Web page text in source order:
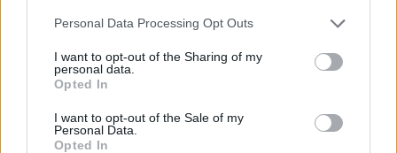
Personal Data Processing Opt Outs
I want to opt-out of the Sharing of my
personal data.
Opted In
I want to opt-out of the Sale of my
Personal Data.
Opted In
Objednávala som po prvý
krát cez váš obchod. Tovar
bol doručený včas a v
poriadku . Prvá skúsenosť
Spokojnosť na 100%